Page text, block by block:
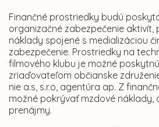
Finančné prostriedky budú
organizačné zabezpečenie aktivít,
náklady spojené s medializáciou
zabezpečenie. Prostriedky na
filmového klubu je možné
zriaďovateľom občianske
nie a.s, s.r.o, agentúra ap. Z
možné pokrývať mzdové náklady,
prenájmy.